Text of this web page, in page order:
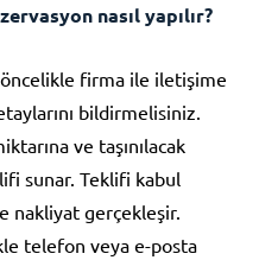
nasıl yapılır?
firma ile iletişime
bildirmelisiniz.
ve taşınılacak
sunar. Teklifi kabul
nakliyat gerçekleşir.
telefon veya e-posta